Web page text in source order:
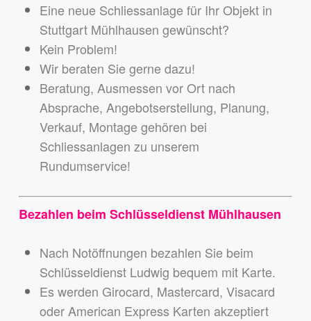
Eine neue Schliessanlage für Ihr Objekt in
Stuttgart Mühlhausen gewünscht?
Kein Problem!
Wir beraten Sie gerne dazu!
Beratung, Ausmessen vor Ort nach
Absprache, Angebotserstellung, Planung,
Verkauf, Montage gehören bei
Schliessanlagen zu unserem
Rundumservice!
Bezahlen beim Schlüsseldienst Mühlhausen
Nach Notöffnungen bezahlen Sie beim
Schlüsseldienst Ludwig bequem mit Karte.
Es werden Girocard, Mastercard, Visacard
oder American Express Karten akzeptiert